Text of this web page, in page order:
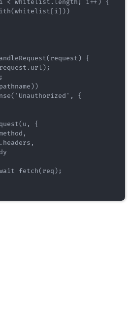
whitelist.length; i++) {
{
{
{
fetch(req);